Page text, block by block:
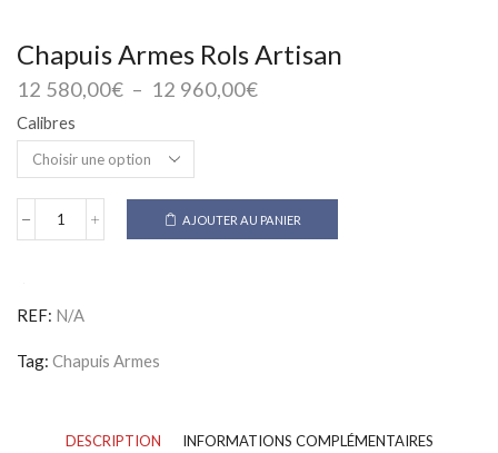
Chapuis Armes Rols Artisan
12 580,00€ – 12 960,00€Plage
à
12
Calibres
quantité
Rols
Artisan
AJOUTER AU PANIER
REF: N/A
Tag: Chapuis Armes
DESCRIPTION INFORMATIONS COMPLÉMENTAIRES